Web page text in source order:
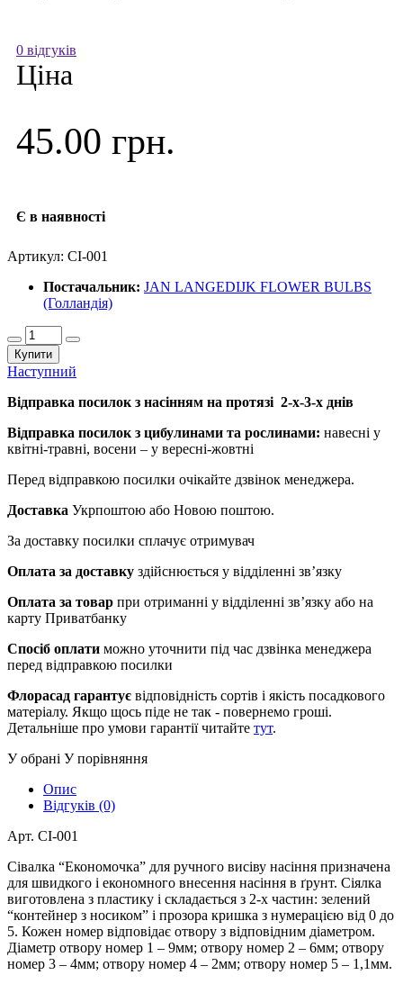
0 відгуків
Ціна
45.00 грн.
Є в наявності
Артикул: СІ-001
Постачальник: JAN LANGEDIJK FLOWER BULBS
(Голландія)
Купити
Наступний
Відправка посилок з насінням на протязі 2-х-3-х днів
Відправка посилок з цибулинами та рослинами: навесні у
квітні-травні, восени – у вересні-жовтні
Перед відправкою посилки очікайте дзвінок менеджера.
Доставка Укрпоштою або Новою поштою.
За доставку посилки сплачує отримувач
Оплата за доставку здійснюється у відділенні зв’язку
Оплата за товар при отриманні у відділенні зв’язку або на
карту Приватбанку
Спосіб оплати можно уточнити під час дзвінка менеджера
перед відправкою посилки
Флорасад гарантує відповідність сортів і якість посадкового
матеріалу. Якщо щось піде не так - повернемо гроші.
Детальніше про умови гарантії читайте тут.
У обрані У порівняння
Опис
Відгуків (0)
Арт. СІ-001
Сівалка “Економочка” для ручного висіву насіння призначена
для швидкого і економного внесення насіння в ґрунт. Сіялка
виготовлена з пластику і складається з 2-х частин: зелений
“контейнер з носиком” і прозора кришка з нумерацією від 0 до
5. Кожен номер відповідає отвору з відповідним діаметром.
Діаметр отвору номер 1 – 9мм; отвору номер 2 – 6мм; отвору
номер 3 – 4мм; отвору номер 4 – 2мм; отвору номер 5 – 1,1мм.